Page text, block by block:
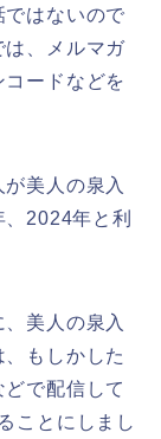
ではないので
は、メルマガ
ードなどを
美人の泉入
2024年と利
美人の泉入
もしかした
で配信して
ことにしまし